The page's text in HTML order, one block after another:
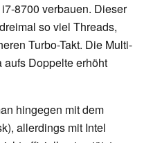
8700 verbauen. Dieser
so viel Threads,
Turbo-Takt. Die Multi-
aufs Doppelte erhöht
hingegen mit dem
allerdings mit Intel